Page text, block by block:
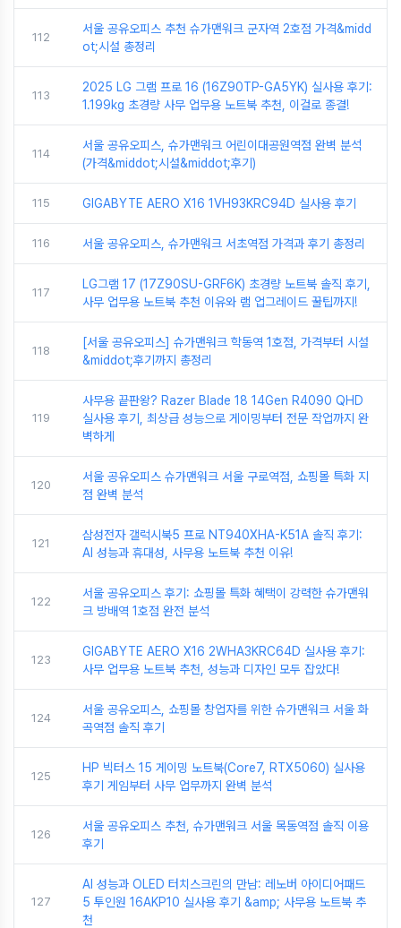
112
서울 공유오피스 추천 슈가맨워크 군자역 2호점 가격&midd
ot;시설 총정리
113
2025 LG 그램 프로 16 (16Z90TP-GA5YK) 실사용 후기:
1.199kg 초경량 사무 업무용 노트북 추천, 이걸로 종결!
114
서울 공유오피스, 슈가맨워크 어린이대공원역점 완벽 분석
(가격&middot;시설&middot;후기)
115 GIGABYTE AERO X16 1VH93KRC94D 실사용 후기
116 서울 공유오피스, 슈가맨워크 서초역점 가격과 후기 총정리
117
LG그램 17 (17Z90SU-GRF6K) 초경량 노트북 솔직 후기,
사무 업무용 노트북 추천 이유와 램 업그레이드 꿀팁까지!
118
[서울 공유오피스] 슈가맨워크 학동역 1호점, 가격부터 시설
&middot;후기까지 총정리
119
사무용 끝판왕? Razer Blade 18 14Gen R4090 QHD
실사용 후기, 최상급 성능으로 게이밍부터 전문 작업까지 완
벽하게
120
서울 공유오피스 슈가맨워크 서울 구로역점, 쇼핑몰 특화 지
점 완벽 분석
121
삼성전자 갤럭시북5 프로 NT940XHA-K51A 솔직 후기:
AI 성능과 휴대성, 사무용 노트북 추천 이유!
122
서울 공유오피스 후기: 쇼핑몰 특화 혜택이 강력한 슈가맨워
크 방배역 1호점 완전 분석
123
GIGABYTE AERO X16 2WHA3KRC64D 실사용 후기:
사무 업무용 노트북 추천, 성능과 디자인 모두 잡았다!
124
서울 공유오피스, 쇼핑몰 창업자를 위한 슈가맨워크 서울 화
곡역점 솔직 후기
125
HP 빅터스 15 게이밍 노트북(Core7, RTX5060) 실사용
후기 게임부터 사무 업무까지 완벽 분석
126
서울 공유오피스 추천, 슈가맨워크 서울 목동역점 솔직 이용
후기
127
AI 성능과 OLED 터치스크린의 만남: 레노버 아이디어패드
5 투인원 16AKP10 실사용 후기 &amp; 사무용 노트북 추
천